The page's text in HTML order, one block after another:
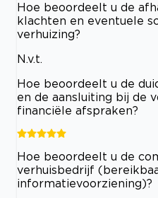
Hoe beoordeelt u de
klachten en eventuele
verhuizing?
N.v.t.
Hoe beoordeelt u de
en de aansluiting bij de
financiële afspraken?
Hoe beoordeelt u de
verhuisbedrijf
informatievoorziening)?